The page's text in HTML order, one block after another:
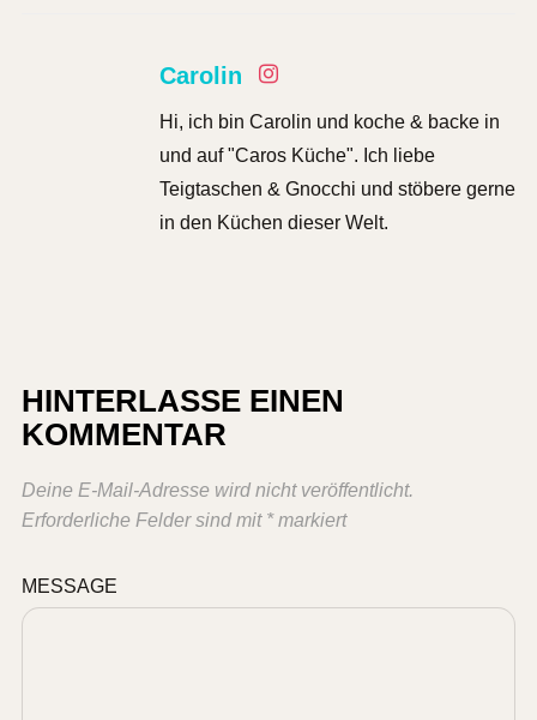
Carolin
Hi, ich bin Carolin und koche & backe in
und auf "Caros Küche". Ich liebe
Teigtaschen & Gnocchi und stöbere gerne
in den Küchen dieser Welt.
HINTERLASSE EINEN
KOMMENTAR
Deine E-Mail-Adresse wird nicht veröffentlicht.
Erforderliche Felder sind mit *markiert
MESSAGE